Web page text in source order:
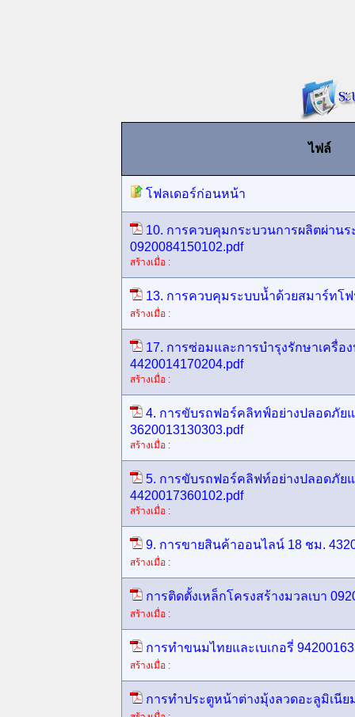
ไฟล์
โฟลเดอร์ก่อนหน้า
10. การควบคุมกระบวนการผลิตผ่านร
0920084150102.pdf
สร้างเมื่อ :
13. การควบคุมระบบน้ำด้วยสมาร์ทโฟ
สร้างเมื่อ :
17. การซ่อมและการบำรุงรักษาเครื่อ
4420014170204.pdf
สร้างเมื่อ :
4. การขับรถฟอร์คลิทฟ์อย่างปลอดภัย
3620013130303.pdf
สร้างเมื่อ :
5. การขับรถฟอร์คลิฟท์อย่างปลอดภัย
4420017360102.pdf
สร้างเมื่อ :
9. การขายสินค้าออนไลน์ 18 ชม.
สร้างเมื่อ :
การติดตั้งเหล็กโครงสร้างมวลเบา
สร้างเมื่อ :
การทำขนมไทยและเบเกอรี่
สร้างเมื่อ :
การทำประตูหน้าต่างมุ้งลวดอะลูมิเนีย